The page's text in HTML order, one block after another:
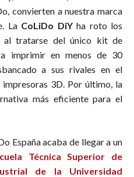
convierten a nuestra marca
La CoLiDo DiYha roto los
al tratarse del único kit de
imprimir en menos de 30
a sus rivales en el
3D. Por último, la
más eficiente para el
España acaba de llegar a un
Técnica Superior de
de la Universidad